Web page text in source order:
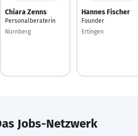
Chiara Zenns
Personalberaterin
Nürnberg
Hannes Fischer
Founder
Ertingen
Jobs-Netzwerk